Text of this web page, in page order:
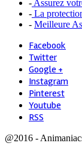
- Assurez
- La
- Meilleure
Facebook
Twitter
Google +
Instagram
Pinterest
Youtube
RSS
@2016 -